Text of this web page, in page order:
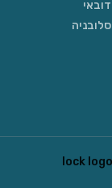
דובאי
סלובניה